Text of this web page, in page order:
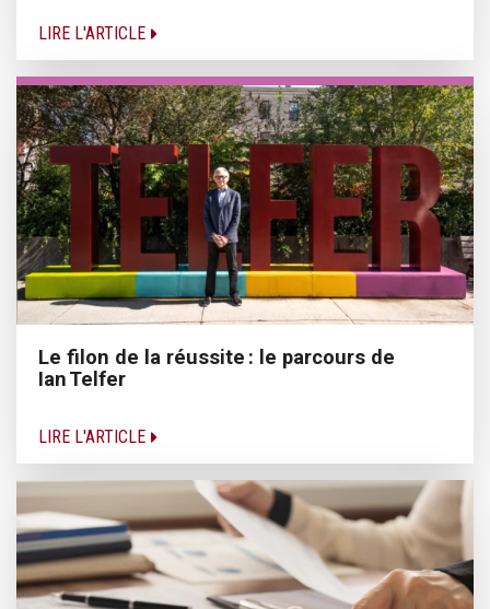
LIRE L'ARTICLE
Le filon de la réussite : le parcours de
Ian Telfer
LIRE L'ARTICLE